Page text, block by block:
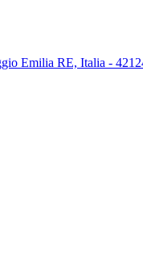
Emilia RE, Italia -